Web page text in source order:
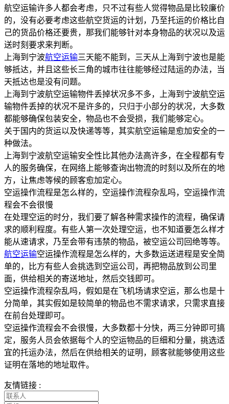
航空运输许多人都会考虑，只不过有些人觉得物品是比较廉价
的，没有必要考虑这些航空货运的计划，乃至托运的价格比自
己的货品价格还要贵，那我们能够针对本身物品的状况以及运
送时刻要求来判断。
上海到宁波航空运输三天能不能到，三天从上海到宁波也是能
够抵达，并且这些长三角的城市往往能够经过陆运的办法，当
天抵达也是没有问题。
上海到宁波航空运输物件丢掉状况多不多，上海到宁波航空运
输物件丢掉的状况不是许多的，只归于小部分的状况，大多数
都能够确保包装安全，物品也不会受损，我们能够定心。
关于国内的货运以及快递等等，其实航空运输是愈加安全的一
种做法。
上海到宁波航空运输安全性比其他办法高许多，在全程都有专
人的服务确保，在网络上能够查询出物流的时刻以及所在的地
方，让焦虑等候的顾客愈加定心。
空运操作流程是怎么样的，空运操作流程杂乱吗，空运操作流
程会不会很慢
在处理空运的时分，我们要了解各种需求操作的流程，确保请
求的顺利程度。有些人第一次处理空运，也不知道要怎么样才
能从速请求，乃至会带有违禁的物品，被空运公司回绝等等。
航空运输空运操作流程是怎么样的，大多数运送进程是安全简
单的，比方有些人会挑选到空运公司，再把物品放到公司里
面，供给相关的寄送地址，然后交钱即可。
空运操作流程杂乱吗，假如是在飞机场请求空运，那么也是十
分简单，其实假如是较简单的物品也不需求请求，只需求直接
在前台处理即可。
空运操作流程会不会很慢，大多数都十分快，两三分钟即可搞
定，服务人员会依据每个人的空运物品的巨细和分量，挑选适
宜的托运办法，然后在供给相关的证明，顾客就能够使用这些
证明在落地的地址取件。
友情链接 :